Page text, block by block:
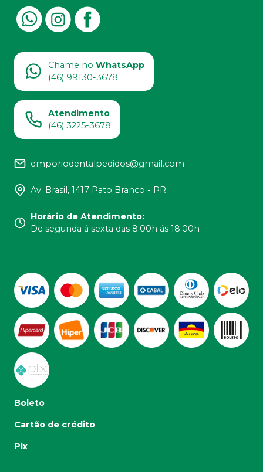
Chame no WhatsApp
(46) 99130-3678
Atendimento
(46) 3225-3678
emporiodentalpedidos@gmail.com
Av. Brasil, 1417 Pato Branco - PR
Horário de Atendimento:
De segunda á sexta das 8:00h ás 18:00h
Boleto
Cartão de crédito
Pix